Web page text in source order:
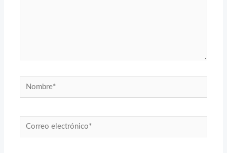
Nombre*
Correo
electrónico*